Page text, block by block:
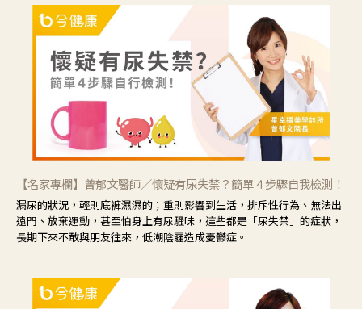
【名家專欄】曾郁文醫師／懷疑有尿失禁？簡單４步驟自我檢測！
漏尿的狀況，輕則底褲濕濕的；重則影響到生活，排斥性行為、無法出
遠門、放棄運動，甚至怕身上有尿騷味，這些都是「尿失禁」的症狀，
長期下來不敢與朋友往來，低潮陰霾造成憂鬱症。